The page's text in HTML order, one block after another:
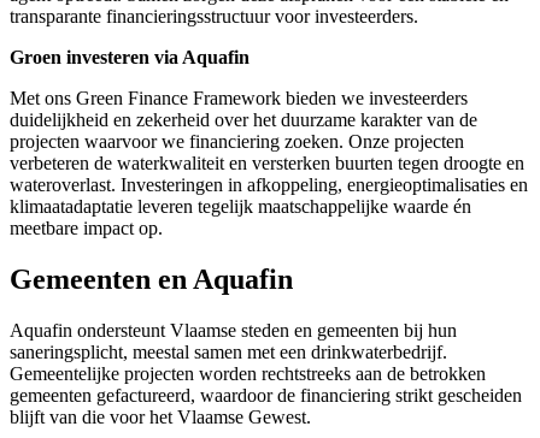
transparante financieringsstructuur voor investeerders.
Groen investeren via Aquafin
Met ons Green Finance Framework bieden we investeerders
duidelijkheid en zekerheid over het duurzame karakter van de
projecten waarvoor we financiering zoeken. Onze projecten
verbeteren de waterkwaliteit en versterken buurten tegen droogte en
wateroverlast. Investeringen in afkoppeling, energieoptimalisaties en
klimaatadaptatie leveren tegelijk maatschappelijke waarde én
meetbare impact op.
Gemeenten en Aquafin
Aquafin ondersteunt Vlaamse steden en gemeenten bij hun
saneringsplicht, meestal samen met een drinkwaterbedrijf.
Gemeentelijke projecten worden rechtstreeks aan de betrokken
gemeenten gefactureerd, waardoor de financiering strikt gescheiden
blijft van die voor het Vlaamse Gewest.